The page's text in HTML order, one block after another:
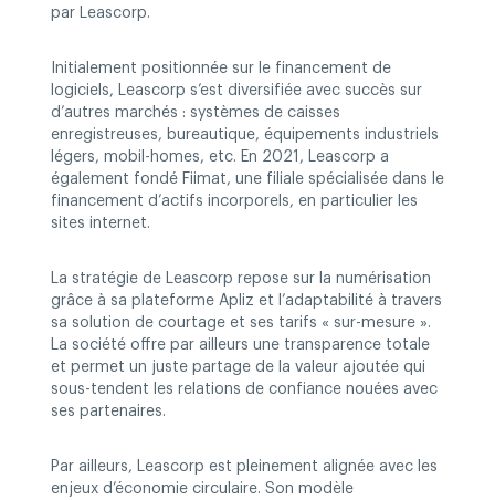
par Leascorp.
Initialement positionnée sur le financement de
logiciels, Leascorp s’est diversifiée avec succès sur
d’autres marchés : systèmes de caisses
enregistreuses, bureautique, équipements industriels
légers, mobil-homes, etc. En 2021, Leascorp a
également fondé Fiimat, une filiale spécialisée dans le
financement d’actifs incorporels, en particulier les
sites internet.
La stratégie de Leascorp repose sur la numérisation
grâce à sa plateforme Apliz et l’adaptabilité à travers
sa solution de courtage et ses tarifs « sur-mesure ».
La société offre par ailleurs une transparence totale
et permet un juste partage de la valeur ajoutée qui
sous-tendent les relations de confiance nouées avec
ses partenaires.
Par ailleurs, Leascorp est pleinement alignée avec les
enjeux d’économie circulaire. Son modèle